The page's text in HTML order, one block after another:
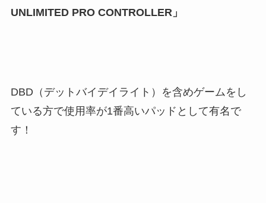
UNLIMITED PRO CONTROLLER」
DBD（デットバイデイライト）を含めゲームをし
ている方で使用率が1番高いパッドとして有名で
す！